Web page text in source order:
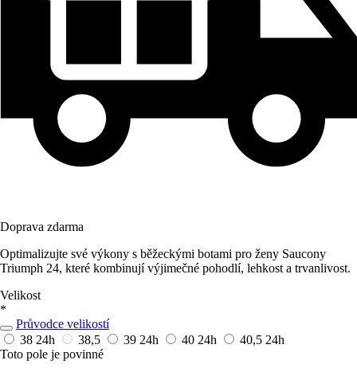
Doprava zdarma
Optimalizujte své výkony s běžeckými botami pro ženy Saucony
Triumph 24, které kombinují výjimečné pohodlí, lehkost a trvanlivost.
Velikost
*
Průvodce velikostí
38 24h 38,5 39 24h 40 24h 40,5 24h
Toto pole je povinné